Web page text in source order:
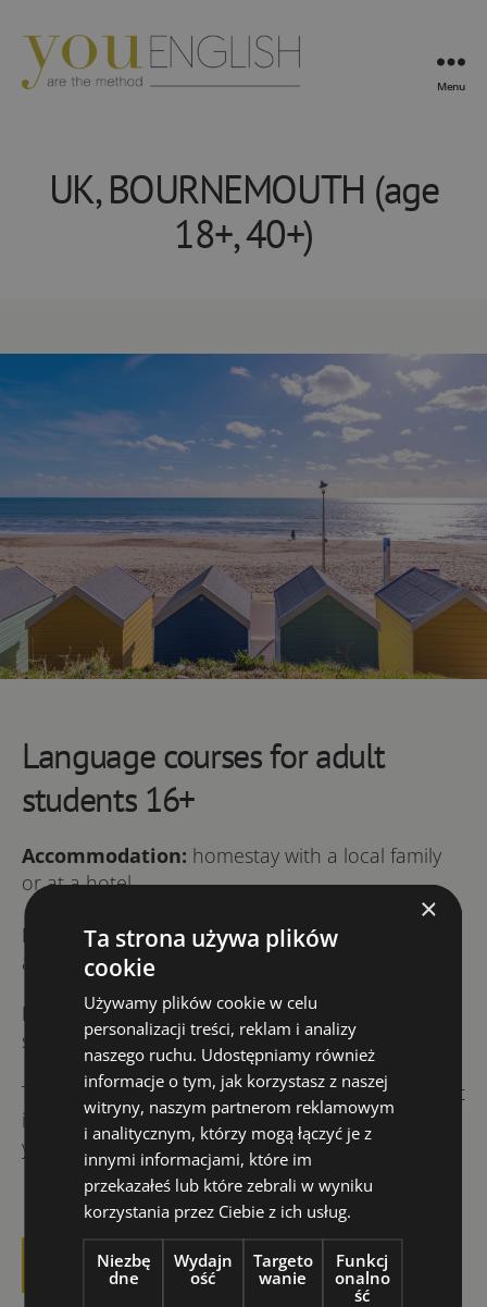
Menu
UK, BOURNEMOUTH (age
18+, 40+)
Language courses for adult
students 16+
Accommodation: homestay with a local family
or at a hotel
Price from: £ 612 (price per one week of classes
and homestay accommodation)
Possible arrival dates:all year round, you can
start every Monday
This trip offer is being prepared now. If you find it
interesting,please write to us, and we will send
you more details. GUZIK
CONTACT US
×
Ta strona używa plików
cookie
Używamy plików cookie w celu
personalizacji treści, reklam i analizy
naszego ruchu. Udostępniamy również
informacje o tym, jak korzystasz z naszej
witryny, naszym partnerom reklamowym
i analitycznym, którzy mogą łączyć je z
innymi informacjami, które im
przekazałeś lub które zebrali w wyniku
korzystania przez Ciebie z ich usług.
Niezbę
dne
Wydajn
ość
Targeto
wanie
Funkcj
onalno
ść